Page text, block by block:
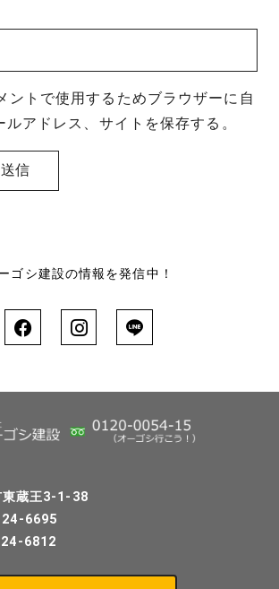
ントで使用するためブラウザーに自
アドレス、サイトを保存する。
ゴシ建設の情報を発信中！
東蔵王3-1-38
6695
6812